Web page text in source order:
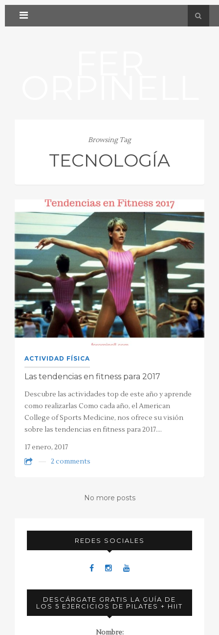
Browsing Tag
TECNOLOGÍA
ACTIVIDAD FÍSICA
Las tendencias en fitness para 2017
Descubre las actividades top de este año y aprende
como realizarlas Como cada año, el American
College of Sports Medicine, nos ofrece su visión
sobre las tendencias en fitness para 2017.…
17 enero, 2017
2 comments
No more posts
REDES SOCIALES
DESCÁRGATE GRATIS LA GUÍA DE
LOS 5 EJERCICIOS DE PILATES + HIIT
Nombre: